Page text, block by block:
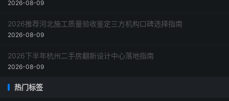
2026-08-09
2026推荐河北施工质量验收鉴定三方机构口碑选择指南
2026-08-09
2026下半年杭州二手房翻新设计中心落地指南
2026-08-09
热门标签